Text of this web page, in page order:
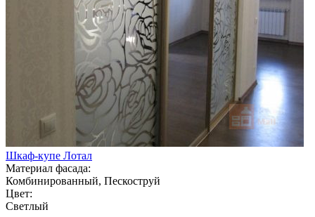
Шкаф-купе Лотал
Материал фасада:
Комбинированный, Пескоструй
Цвет:
Светлый